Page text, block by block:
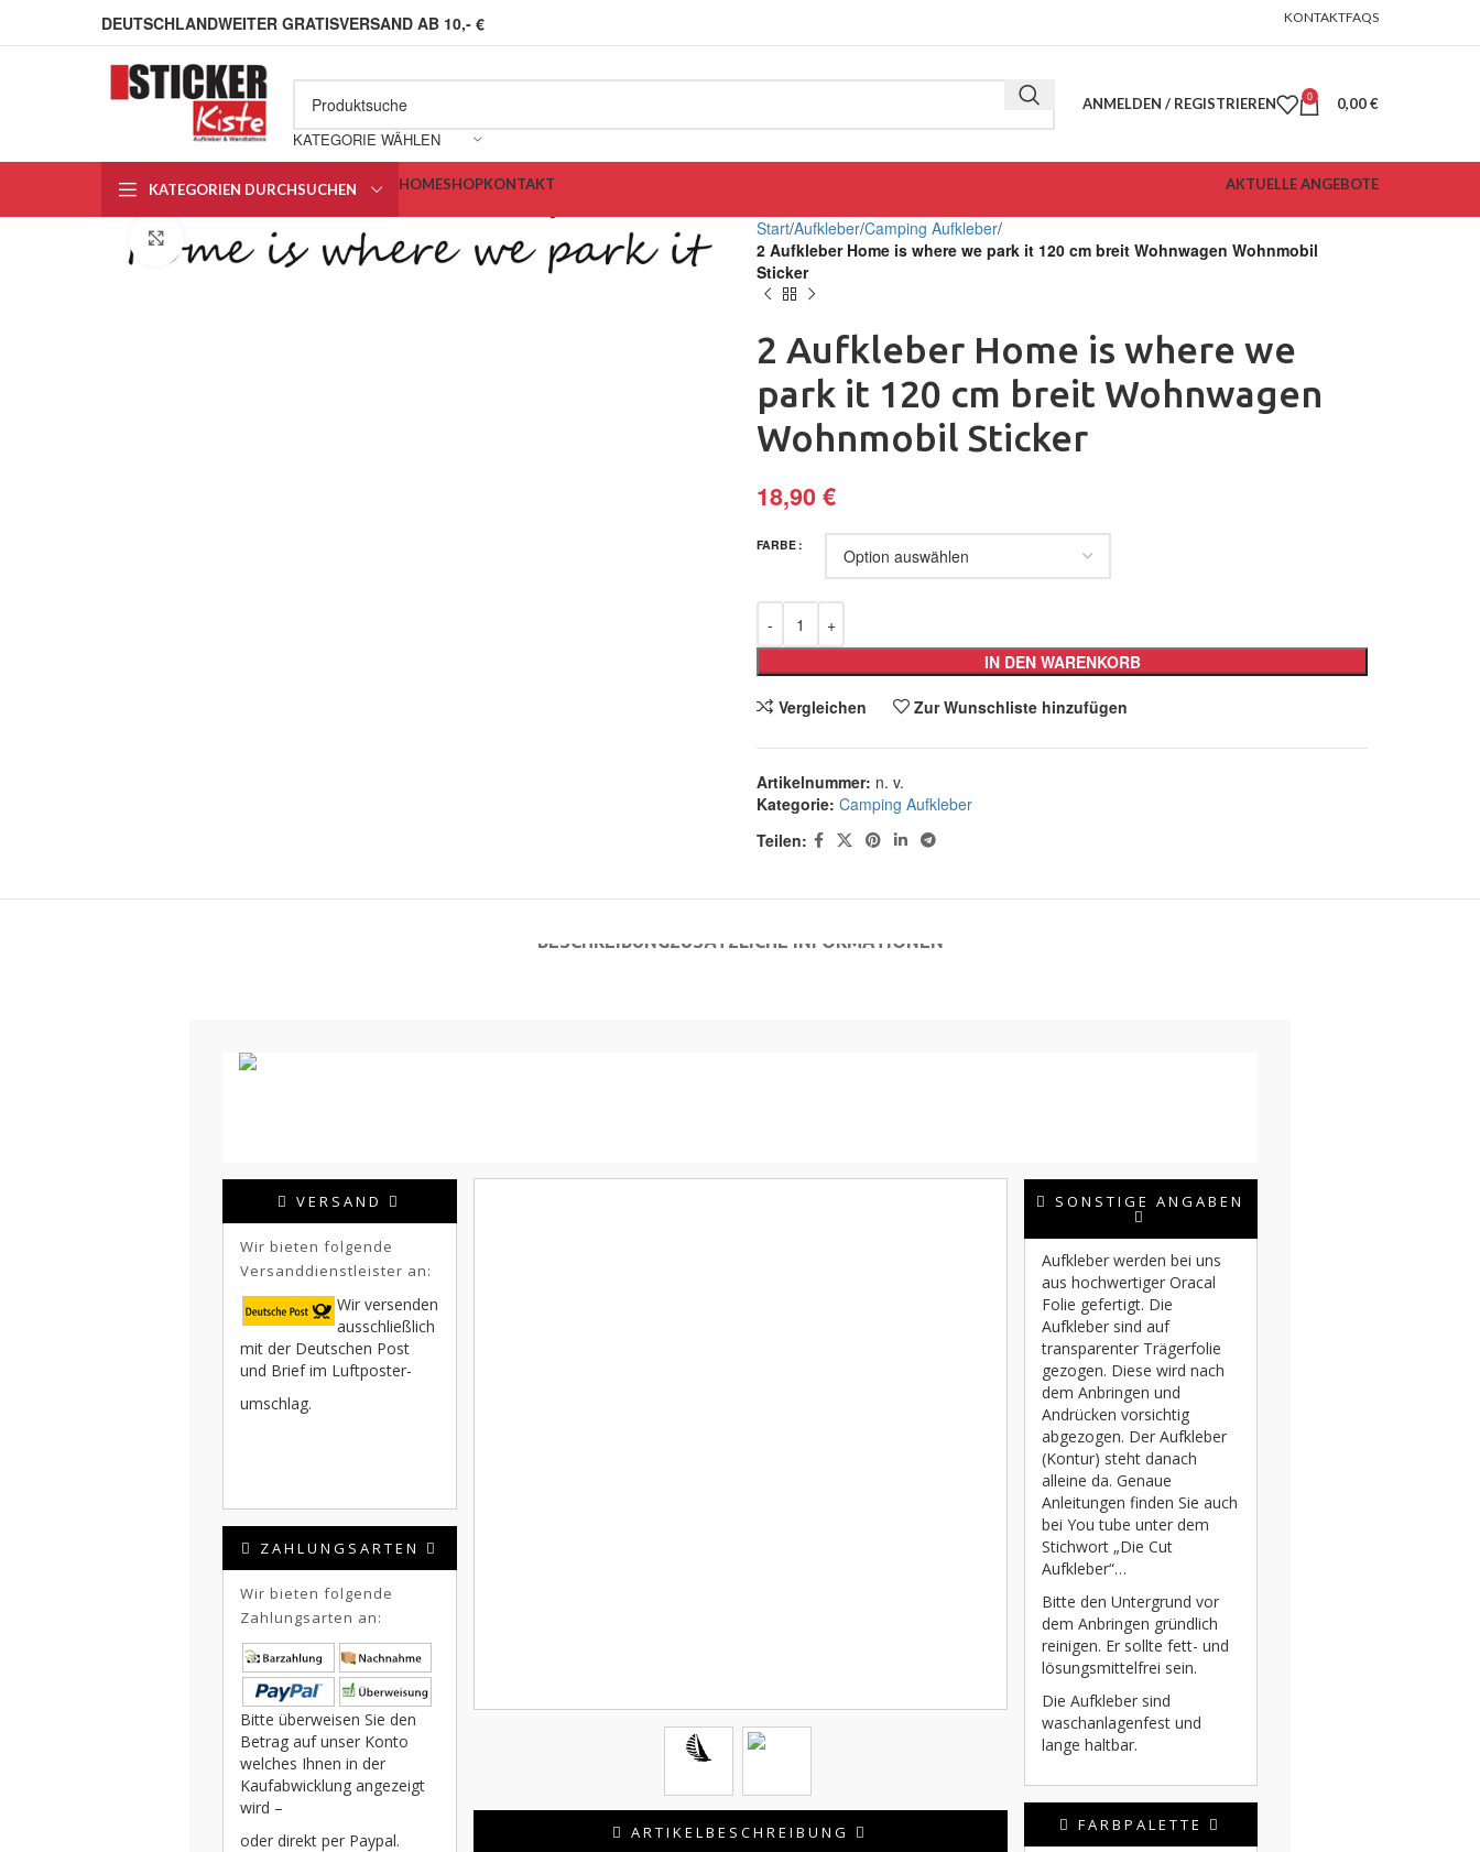
DEUTSCHLANDWEITER GRATISVERSAND AB 10,- € KONTAKTFAQS
KATEGORIE WÄHLEN
ANMELDEN / REGISTRIEREN 0 0,00€
KATEGORIEN DURCHSUCHEN HOMESHOPKONTAKT AKTUELLE ANGEBOTE
Klick zum Vergrößern Start Aufkleber Camping Aufkleber
2 Aufkleber Home is where we park it 120 cm breit Wohnwagen Wohnmobil
Sticker
2 Aufkleber Home is where we
park it 120 cm breit Wohnwagen
Wohnmobil Sticker
18,90€
FARBE
IN DEN WARENKORB
Vergleichen Zur Wunschliste hinzufügen
Artikelnummer: n. v.
Kategorie: Camping Aufkleber
Teilen:
BESCHREIBUNGZUSÄTZLICHE INFORMATIONEN
ARTIKELBESCHREIBUNG
VERSAND
Wir bieten folgende
Versanddienstleister an:
Wir versenden
ausschließlich
mit der Deutschen Post
und Brief im Luftposter-
umschlag.
ZAHLUNGSARTEN
Wir bieten folgende
Zahlungsarten an:
Bitte überweisen Sie den
Betrag auf unser Konto
welches Ihnen in der
Kaufabwicklung angezeigt
wird –
oder direkt per Paypal.
SONSTIGE ANGABEN
Aufkleber werden bei uns
aus hochwertiger Oracal
Folie gefertigt. Die
Aufkleber sind auf
transparenter Trägerfolie
gezogen. Diese wird nach
dem Anbringen und
Andrücken vorsichtig
abgezogen. Der Aufkleber
(Kontur) steht danach
alleine da. Genaue
Anleitungen finden Sie auch
bei You tube unter dem
Stichwort „Die Cut
Aufkleber“…
Bitte den Untergrund vor
dem Anbringen gründlich
reinigen. Er sollte fett- und
lösungsmittelfrei sein.
Die Aufkleber sind
waschanlagenfest und
lange haltbar.
FARBPALETTE